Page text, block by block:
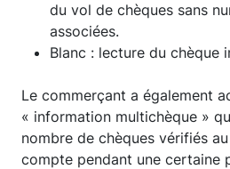
du vol de chèques sans
associées.
Blanc : lecture du chèque
Le commerçant a également
« information multichèque »
nombre de chèques vérifiés
compte pendant une certaine